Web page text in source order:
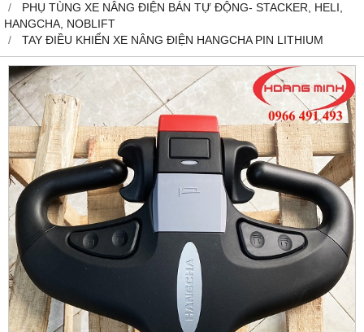
PHỤ TÙNG XE NÂNG ĐIỆN BÁN TỰ ĐỘNG- STACKER, HELI,
HANGCHA, NOBLIFT
TAY ĐIỀU KHIỂN XE NÂNG ĐIỆN HANGCHA PIN LITHIUM